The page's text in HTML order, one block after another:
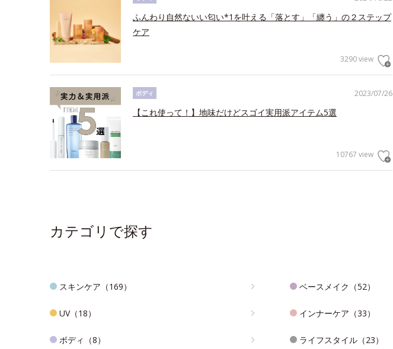
ふんわり自然ないい匂い*1を叶える「落とす」「纏う」の２ステップ
ケア
3290 view
2023/07/26
ボディ
【これ使って！】地味だけどスゴイ実用派アイテム5選
10767 view
カテゴリで探す
スキンケア（169） ベースメイク（52）
UV（18） インナーケア（33）
ボディ（8） ライフスタイル（23）